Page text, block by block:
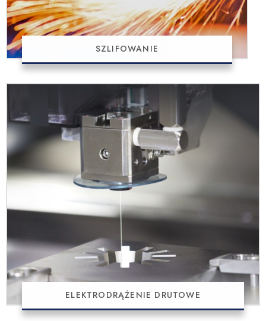
SZLIFOWANIE
ELEKTRODRĄŻENIE DRUTOWE